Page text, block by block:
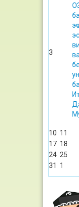
3
10 11
17 18
24 25
31
1